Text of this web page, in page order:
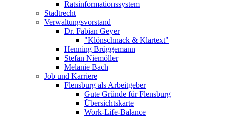
Ratsinformationssystem
Stadtrecht
Verwaltungsvorstand
Dr. Fabian Geyer
"Klönschnack & Klartext"
Henning Brüggemann
Stefan Niemöller
Melanie Bach
Job und Karriere
Flensburg als Arbeitgeber
Gute Gründe für Flensburg
Übersichtskarte
Work-Life-Balance